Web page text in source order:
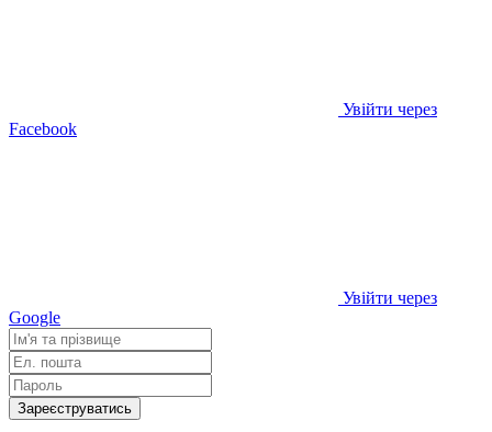
Увійти через
Facebook
Увійти через
Google
Зареєструватись